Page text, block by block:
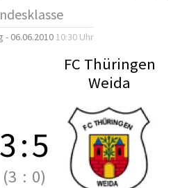
- 06.06.2010 10:30 Uhr
FC Thüringen
Weida
3:5
(3 : 0)